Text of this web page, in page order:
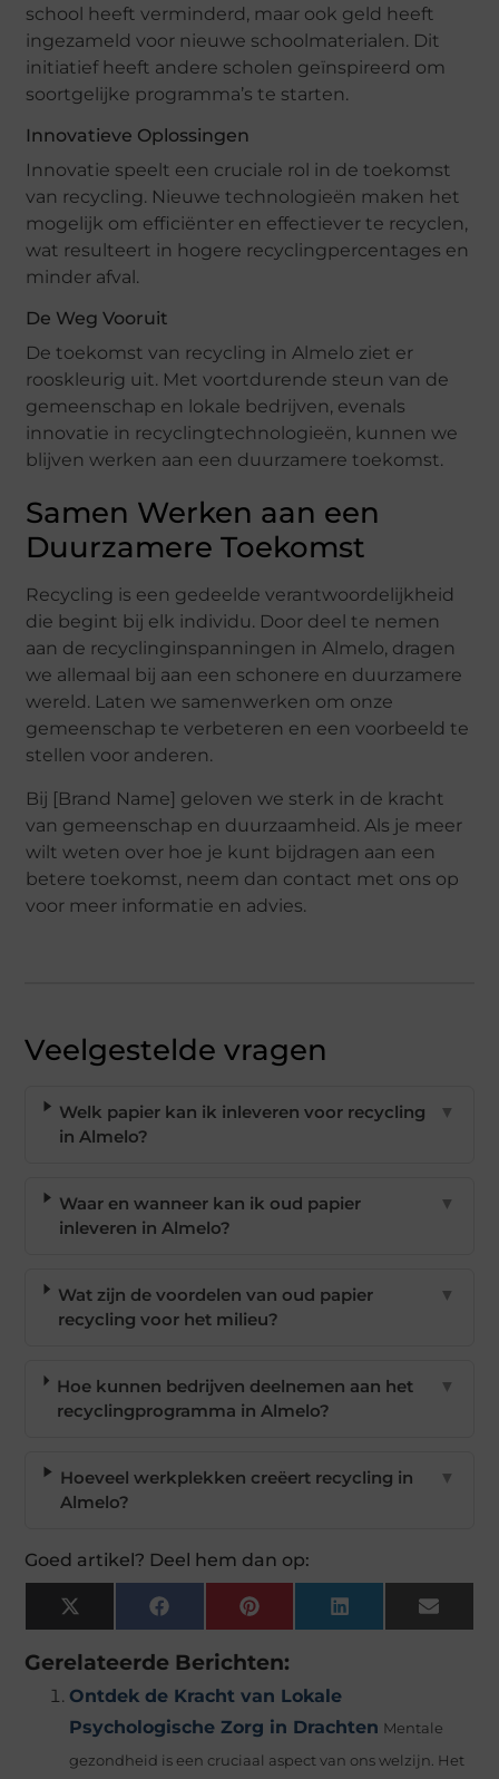
school heeft verminderd, maar ook geld heeft
ingezameld voor nieuwe schoolmaterialen. Dit
initiatief heeft andere scholen geïnspireerd om
soortgelijke programma’s te starten.
Innovatieve Oplossingen
Innovatie speelt een cruciale rol in de toekomst
van recycling. Nieuwe technologieën maken het
mogelijk om efficiënter en effectiever te recyclen,
wat resulteert in hogere recyclingpercentages en
minder afval.
De Weg Vooruit
De toekomst van recycling in Almelo ziet er
rooskleurig uit. Met voortdurende steun van de
gemeenschap en lokale bedrijven, evenals
innovatie in recyclingtechnologieën, kunnen we
blijven werken aan een duurzamere toekomst.
Samen Werken aan een
Duurzamere Toekomst
Recycling is een gedeelde verantwoordelijkheid
die begint bij elk individu. Door deel te nemen
aan de recyclinginspanningen in Almelo, dragen
we allemaal bij aan een schonere en duurzamere
wereld. Laten we samenwerken om onze
gemeenschap te verbeteren en een voorbeeld te
stellen voor anderen.
Bij [Brand Name] geloven we sterk in de kracht
van gemeenschap en duurzaamheid. Als je meer
wilt weten over hoe je kunt bijdragen aan een
betere toekomst, neem dan contact met ons op
voor meer informatie en advies.
Veelgestelde vragen
Welk papier kan ik inleveren voor recycling
in Almelo?
▼
Waar en wanneer kan ik oud papier
inleveren in Almelo?
▼
Wat zijn de voordelen van oud papier
recycling voor het milieu?
▼
Hoe kunnen bedrijven deelnemen aan het
recyclingprogramma in Almelo?
▼
Hoeveel werkplekken creëert recycling in
Almelo?
▼
Goed artikel? Deel hem dan op:
X
(Twitter)
FacebookPinterest LinkedIn Email
Gerelateerde Berichten:
Ontdek de Kracht van Lokale
Psychologische Zorg in Drachten Mentale
gezondheid is een cruciaal aspect van ons welzijn. Het